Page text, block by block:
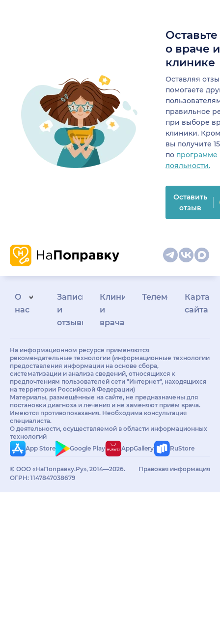
о враче
клинике
Оставляя
помогаете
правильное
при выборе
клиники.
вы получите
по программе
лояльности.
Оставить
отзыв
О
нас
Запись
и
отзывы
Клиникам
и
врачам
Телемедицина
Карта
сайта
На информационном ресурсе применяются
рекомендательные технологии (информационные технологии
предоставления информации на основе сбора,
систематизации и анализа сведений, относящихся к
предпочтениям пользователей сети "Интернет", находящихся
на территории Российской Федерации)
Материалы, размещённые на сайте, не предназначены для
постановки диагноза и лечения и не заменяют приём врача.
Имеются противопоказания. Необходима консультация
специалиста.
О деятельности, осуществляемой в области информационных
технологий
App Store
Google Play AppGallery RuStore
© ООО «НаПоправку.Ру», 2014—2026.
ОГРН: 1147847038679
Правовая информация